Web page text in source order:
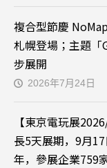
複合型節慶
札幌登場；主題「
步展開
2026年7月24日
【東京電玩展
長5天展期，9月
年，參展企業759